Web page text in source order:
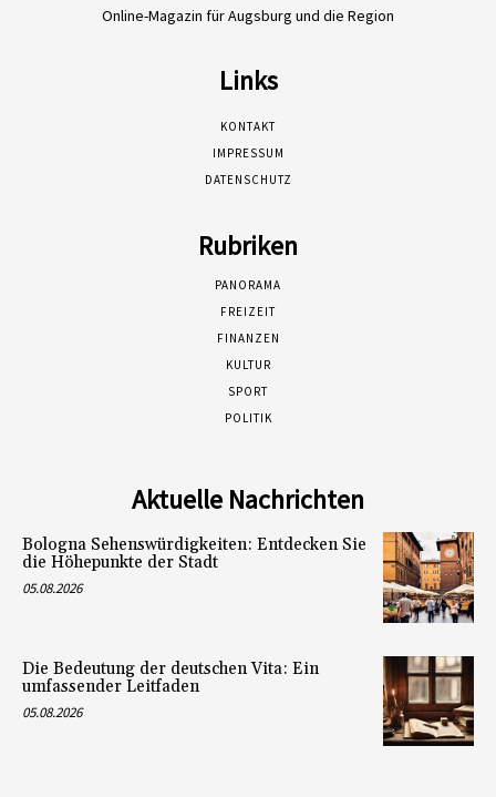
Online-Magazin für Augsburg und die Region
Links
KONTAKT
IMPRESSUM
DATENSCHUTZ
Rubriken
PANORAMA
FREIZEIT
FINANZEN
KULTUR
SPORT
POLITIK
Aktuelle Nachrichten
Bologna Sehenswürdigkeiten: Entdecken Sie
die Höhepunkte der Stadt
05.08.2026
Die Bedeutung der deutschen Vita: Ein
umfassender Leitfaden
05.08.2026